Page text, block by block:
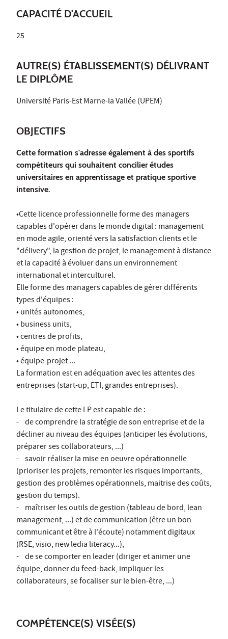
CAPACITÉ D'ACCUEIL
25
AUTRE(S) ÉTABLISSEMENT(S) DÉLIVRANT
LE DIPLÔME
Université Paris-Est Marne-la Vallée (UPEM)
OBJECTIFS
Cette formation s'adresse également à des sportifs
compétiteurs qui souhaitent concilier études
universitaires en apprentissage et pratique sportive
intensive.
•Cette licence professionnelle forme des managers
capables d'opérer dans le monde digital : management
en mode agile, orienté vers la satisfaction clients et le
"délivery", la gestion de projet, le management à distance
et la capacité à évoluer dans un environnement
international et interculturel.
Elle forme des managers capables de gérer différents
types d'équipes :
• unités autonomes,
• business units,
• centres de profits,
• équipe en mode plateau,
• équipe-projet ...
La formation est en adéquation avec les attentes des
entreprises (start-up, ETI, grandes entreprises).
Le titulaire de cette LP est capable de :
- de comprendre la stratégie de son entreprise et de la
décliner au niveau des équipes (anticiper les évolutions,
préparer ses collaborateurs, ...)
- savoir réaliser la mise en oeuvre opérationnelle
(prioriser les projets, remonter les risques importants,
gestion des problèmes opérationnels, maitrise des coûts,
gestion du temps).
- maîtriser les outils de gestion (tableau de bord, lean
management, ...) et de communication (être un bon
communicant et être à l'écoute) notamment digitaux
(RSE, visio, new ledia literacy...),
- de se comporter en leader (diriger et animer une
équipe, donner du feed-back, impliquer les
collaborateurs, se focaliser sur le bien-être, ...)
COMPÉTENCE(S) VISÉE(S)